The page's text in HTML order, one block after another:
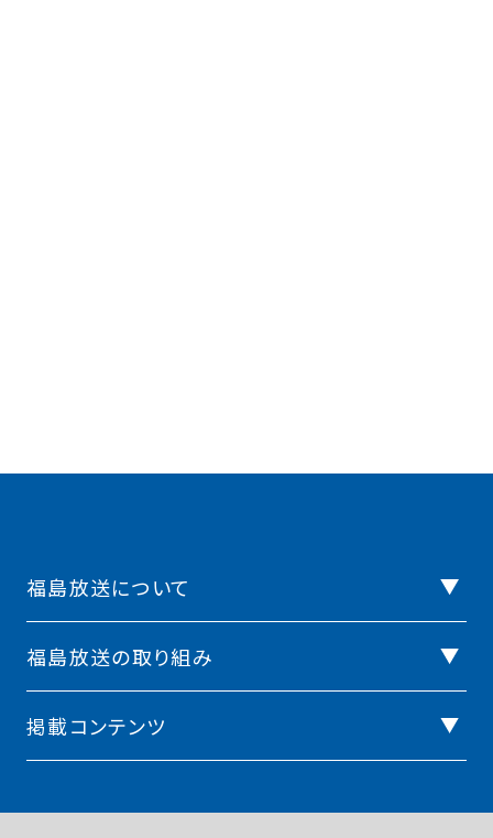
福島放送について
福島放送の取り組み
掲載コンテンツ